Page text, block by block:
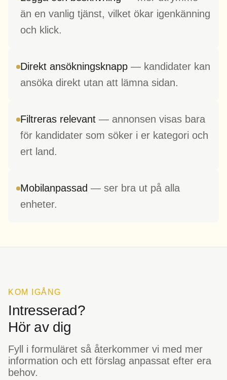
än en vanlig tjänst, vilket ökar igenkänning
och klick.
Direkt ansökningsknapp — kandidater kan
ansöka direkt utan att lämna sidan.
Filtreras relevant — annonsen visas bara
för kandidater som söker i er kategori och
ert land.
Mobilanpassad — ser bra ut på alla
enheter.
KOM IGÅNG
Intresserad?
Hör av dig
Fyll i formuläret så återkommer vi med mer
information och ett förslag anpassat efter era
behov.